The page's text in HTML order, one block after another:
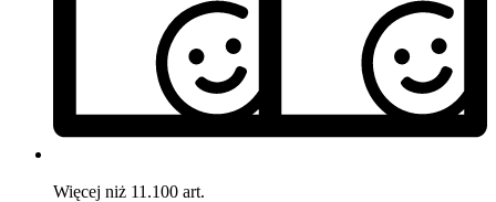
Więcej niż 11.100 art.